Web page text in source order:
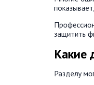
защитить
Какие
Разделу